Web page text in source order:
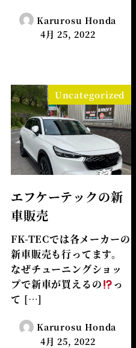
Karurosu Honda
4月 25, 2022
Uncategorized
エフケーテックの新
車販売
FK-TECでは各メーカーの
新車販売も行ってます。
なぜチューニングショッ
プで新車が買えるの
っ
て […]
Karurosu Honda
4月 25, 2022